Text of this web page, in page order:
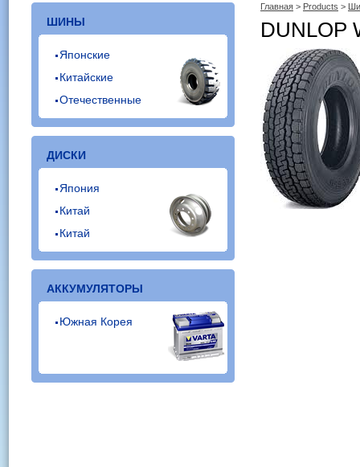
ШИНЫ
Японские
Китайские
Отечественные
ДИСКИ
Япония
Китай
Китай
АККУМУЛЯТОРЫ
Южная Корея
Главная > Products >
DUNLOP